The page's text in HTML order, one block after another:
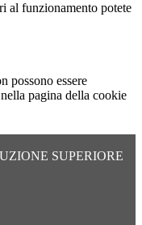
al funzionamento potete
possono essere
pagina della cookie
SUPERIORE